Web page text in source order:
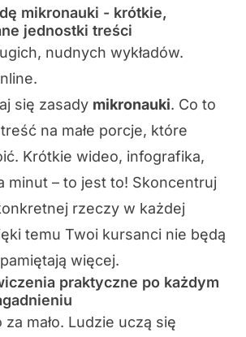
mikronauki - krótkie,
jednostki treści
nudnych wykładów.
się zasady mikronauki. Co to
na małe porcje, które
Krótkie wideo, infografika,
minut – to jest to! Skoncentruj
rzeczy w każdej
temu Twoi kursanci nie będą
więcej.
praktyczne po każdym
mało. Ludzie uczą się